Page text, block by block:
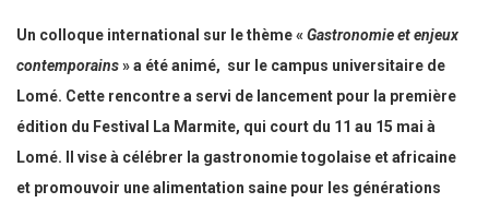
Un colloque international sur le thème «Gastronomie et enjeux
contemporains» a été animé, sur le campus universitaire de
Lomé. Cette rencontre a servi de lancement pour la première
édition du Festival La Marmite, qui court du 11 au 15 mai à
Lomé. Il vise à célébrer la gastronomie togolaise et africaine
et promouvoir une alimentation saine pour les générations